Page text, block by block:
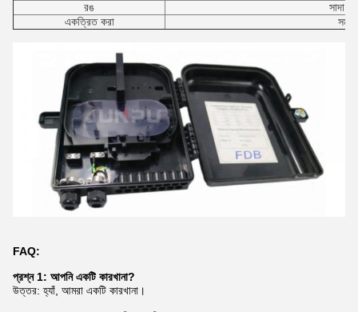
রঙ
সাদা
একত্রিত করা
সমর্থন
FAQ:
প্রশ্ন 1: আপনি একটি কারখানা?
উত্তর: হ্যাঁ, আমরা একটি কারখানা।